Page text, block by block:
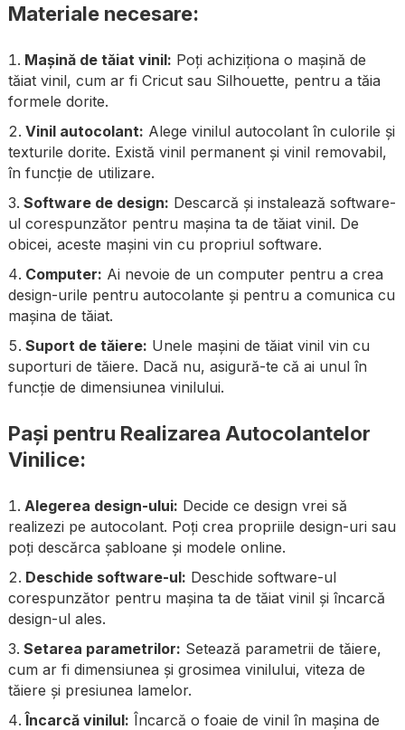
Materiale necesare:
Mașină de tăiat vinil: Poți achiziționa o mașină de
tăiat vinil, cum ar fi Cricut sau Silhouette, pentru a tăia
formele dorite.
Vinil autocolant: Alege vinilul autocolant în culorile și
texturile dorite. Există vinil permanent și vinil removabil,
în funcție de utilizare.
Software de design: Descarcă și instalează software-
ul corespunzător pentru mașina ta de tăiat vinil. De
obicei, aceste mașini vin cu propriul software.
Computer: Ai nevoie de un computer pentru a crea
design-urile pentru autocolante și pentru a comunica cu
mașina de tăiat.
Suport de tăiere: Unele mașini de tăiat vinil vin cu
suporturi de tăiere. Dacă nu, asigură-te că ai unul în
funcție de dimensiunea vinilului.
Pași pentru Realizarea Autocolantelor
Vinilice:
Alegerea design-ului: Decide ce design vrei să
realizezi pe autocolant. Poți crea propriile design-uri sau
poți descărca șabloane și modele online.
Deschide software-ul: Deschide software-ul
corespunzător pentru mașina ta de tăiat vinil și încarcă
design-ul ales.
Setarea parametrilor: Setează parametrii de tăiere,
cum ar fi dimensiunea și grosimea vinilului, viteza de
tăiere și presiunea lamelor.
Încarcă vinilul: Încarcă o foaie de vinil în mașina de